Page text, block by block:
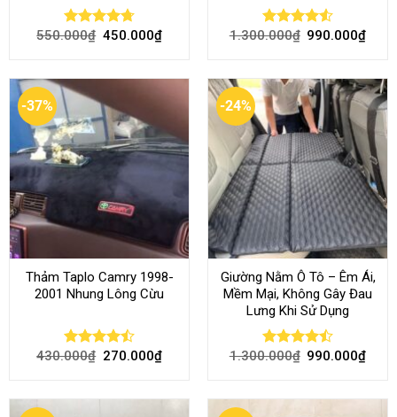
Rated4.70
550.000₫ 450.000₫ Rated 4.54
1.300.000₫ 990.000₫
-37%
Thảm Taplo Camry 1998-
2001 Nhung Lông Cừu
Rated
430.000₫ 270.000₫
-24%
Giường Nằm Ô Tô – Êm Ái,
Mềm Mại, Không Gây Đau
Lưng Khi Sử Dụng
Rated
1.300.000₫ 990.000₫